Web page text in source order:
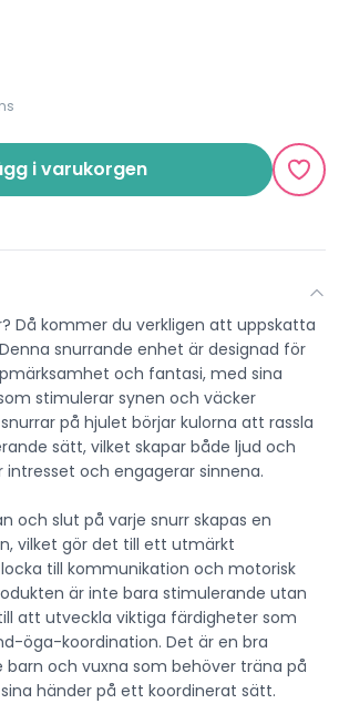
i varukorgen
Då kommer du verkligen att uppskatta
snurrande enhet är designad för
och fantasi, med sina
stimulerar synen och väcker
på hjulet börjar kulorna att rassla
sätt, vilket skapar både ljud och
och engagerar sinnena.
och slut på varje snurr skapas en
vilket gör det till ett utmärkt
till kommunikation och motorisk
är inte bara stimulerande utan
att utveckla viktiga färdigheter som
öga-koordination. Det är en bra
och vuxna som behöver träna på
händer på ett koordinerat sätt.